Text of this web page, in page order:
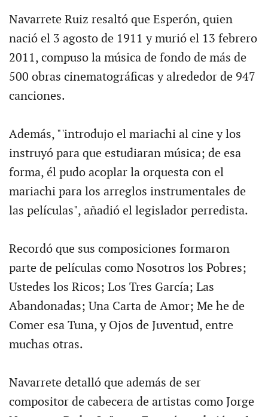
Navarrete Ruiz resaltó que Esperón, quien
nació el 3 agosto de 1911 y murió el 13 febrero
2011, compuso la música de fondo de más de
500 obras cinematográficas y alrededor de 947
canciones.
Además, "'introdujo el mariachi al cine y los
instruyó para que estudiaran música; de esa
forma, él pudo acoplar la orquesta con el
mariachi para los arreglos instrumentales de
las películas", añadió el legislador perredista.
Recordó que sus composiciones formaron
parte de películas como Nosotros los Pobres;
Ustedes los Ricos; Los Tres García; Las
Abandonadas; Una Carta de Amor; Me he de
Comer esa Tuna, y Ojos de Juventud, entre
muchas otras.
Navarrete detalló que además de ser
compositor de cabecera de artistas como Jorge